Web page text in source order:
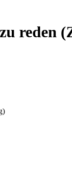
reden